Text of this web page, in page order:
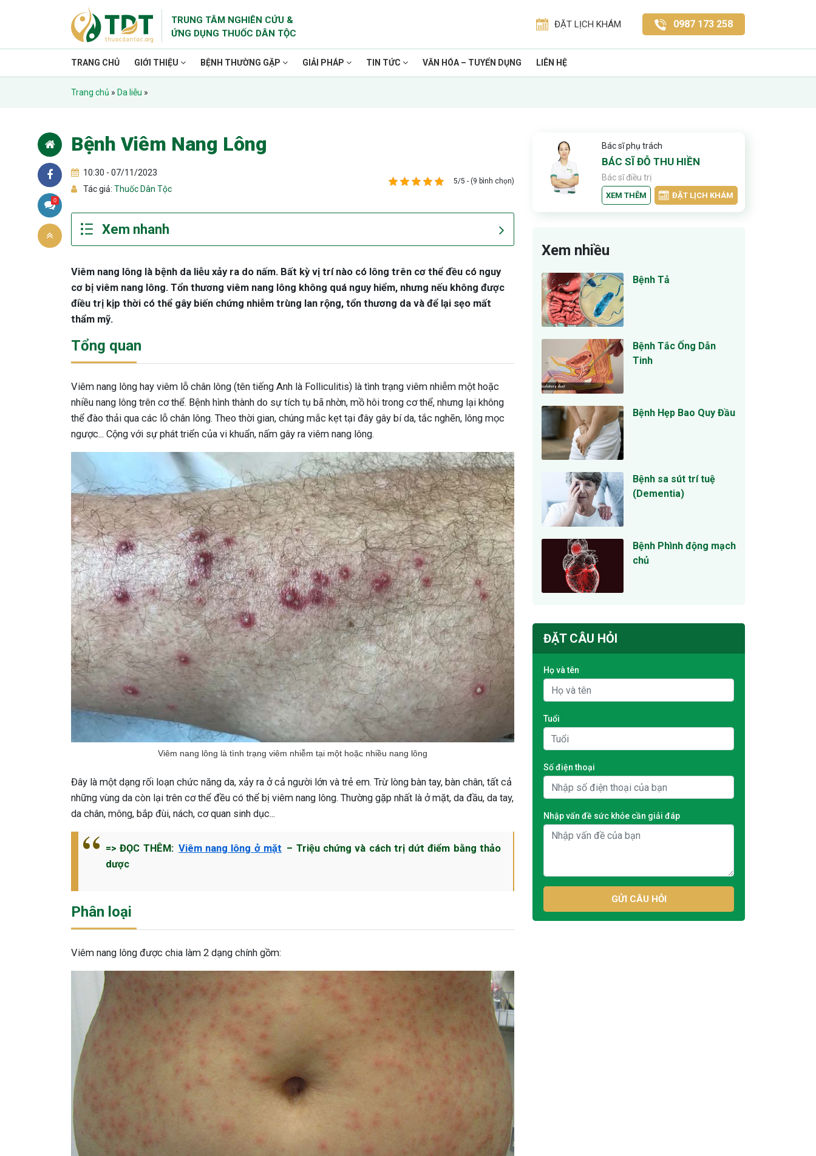
TRUNG TÂM NGHIÊN CỨU &
ỨNG DỤNG THUỐC DÂN TỘC
ĐẶT LỊCH KHÁM 0987 173 258
TRANG CHỦ GIỚI THIỆU BỆNH THƯỜNG GẶP GIẢI PHÁP TIN TỨC VĂN HÓA – TUYỂN DỤNG LIÊN HỆ
Trang chủ » Da liễu »
Bệnh Viêm Nang Lông
10:30 - 07/11/2023
Tác giả: Thuốc Dân Tộc
5/5 - (9 bình chọn)
0
Viêm nang lông là bệnh da liễu xảy ra do nấm. Bất kỳ vị trí nào có lông trên cơ thể đều có nguy
cơ bị viêm nang lông. Tổn thương viêm nang lông không quá nguy hiểm, nhưng nếu không được
điều trị kịp thời có thể gây biến chứng nhiễm trùng lan rộng, tổn thương da và để lại sẹo mất
thẩm mỹ.
Tổng quan
Viêm nang lông hay viêm lỗ chân lông (tên tiếng Anh là Folliculitis) là tình trạng viêm nhiễm một hoặc
nhiều nang lông trên cơ thể. Bệnh hình thành do sự tích tụ bã nhờn, mồ hôi trong cơ thể, nhưng lại không
thể đào thải qua các lỗ chân lông. Theo thời gian, chúng mắc kẹt tại đây gây bí da, tắc nghẽn, lông mọc
ngược... Cộng với sự phát triển của vi khuẩn, nấm gây ra viêm nang lông.
Viêm nang lông là tình trạng viêm nhiễm tại một hoặc nhiều nang lông
Đây là một dạng rối loạn chức năng da, xảy ra ở cả người lớn và trẻ em. Trừ lòng bàn tay, bàn chân, tất cả
những vùng da còn lại trên cơ thể đều có thể bị viêm nang lông. Thường gặp nhất là ở mặt, da đầu, da tay,
da chân, mông, bắp đùi, nách, cơ quan sinh dục...
=> ĐỌC THÊM: Viêm nang lông ở mặt – Triệu chứng và cách trị dứt điểm bằng thảo
dược
Phân loại
Viêm nang lông được chia làm 2 dạng chính gồm:
Bác sĩ phụ trách
BÁC SĨ ĐỖ THU HIỀN
Bác sĩ điều trị
XEM THÊM ĐẶT LỊCH KHÁM
Xem nhiều
Bệnh Tả
Bệnh Tắc Ống Dẫn
Tinh
Bệnh Hẹp Bao Quy Đầu
Bệnh sa sút trí tuệ
(Dementia)
Bệnh Phình động mạch
chủ
ĐẶT CÂU HỎI
Họ và tên
Tuổi
Số điện thoại
Nhập vấn đề sức khỏe cần giải đáp
GỬI CÂU HỎI